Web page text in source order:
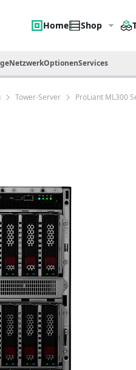
Home Shop
NetzwerkOptionenServices
Tower-Server ProLiant ML300